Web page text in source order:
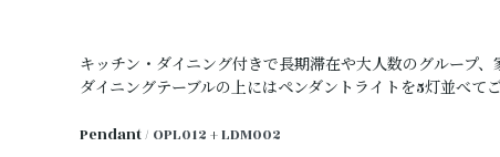
キッチン・ダイニング付きで長期滞在や大人数のグループ、
ダイニングテーブルの上にはペンダントライトを5灯並べて
Pendant / OPL012 +LDM002